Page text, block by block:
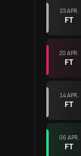
23 APR.
FT
20 APR.
FT
14 APR.
FT
06 APR.
FT